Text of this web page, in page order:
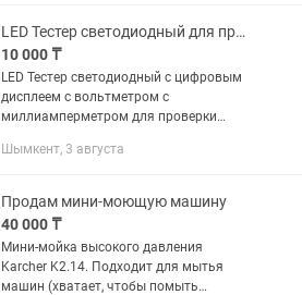
LED Тестер светодиодный для проверки светодиодов подсветки телевизора
10 000 ₸
LED Тестер светодиодный с цифровым
дисплеем с вольтметром с
миллиамперметром для проверки
так же светодиодных лент и
напряжение:...
Шымкент, 3 августа
Продам мини-моющую машину
40 000 ₸
Мини-мойка высокого давления
Karcher K2.14. Подходит для мытья
машин (хватает, чтобы помыть